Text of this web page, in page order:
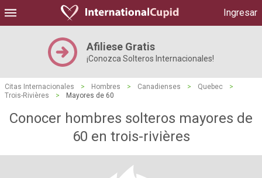
Ingresar
Afiliese Gratis
¡Conozca Solteros Internacionales!
Citas Internacionales > Hombres > Canadienses > Quebec
>
Trois-Rivières
> Mayores de 60
Conocer hombres solteros mayores de
60 en trois-rivières